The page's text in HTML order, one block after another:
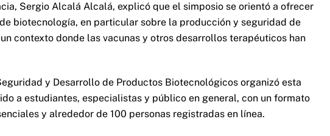
Sergio Alcalá Alcalá, explicó que el simposio se orientó a ofrecer
biotecnología, en particular sobre la producción y seguridad de
contexto donde las vacunas y otros desarrollos terapéuticos han
y Desarrollo de Productos Biotecnológicos organizó esta
a estudiantes, especialistas y público en general, con un formato
y alrededor de 100 personas registradas en línea.